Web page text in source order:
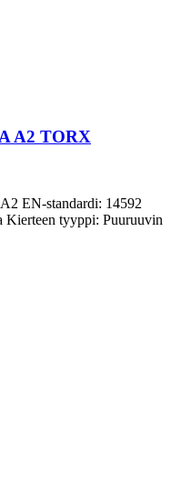
A2 TORX
EN-standardi: 14592
Kierteen tyyppi: Puuruuvin